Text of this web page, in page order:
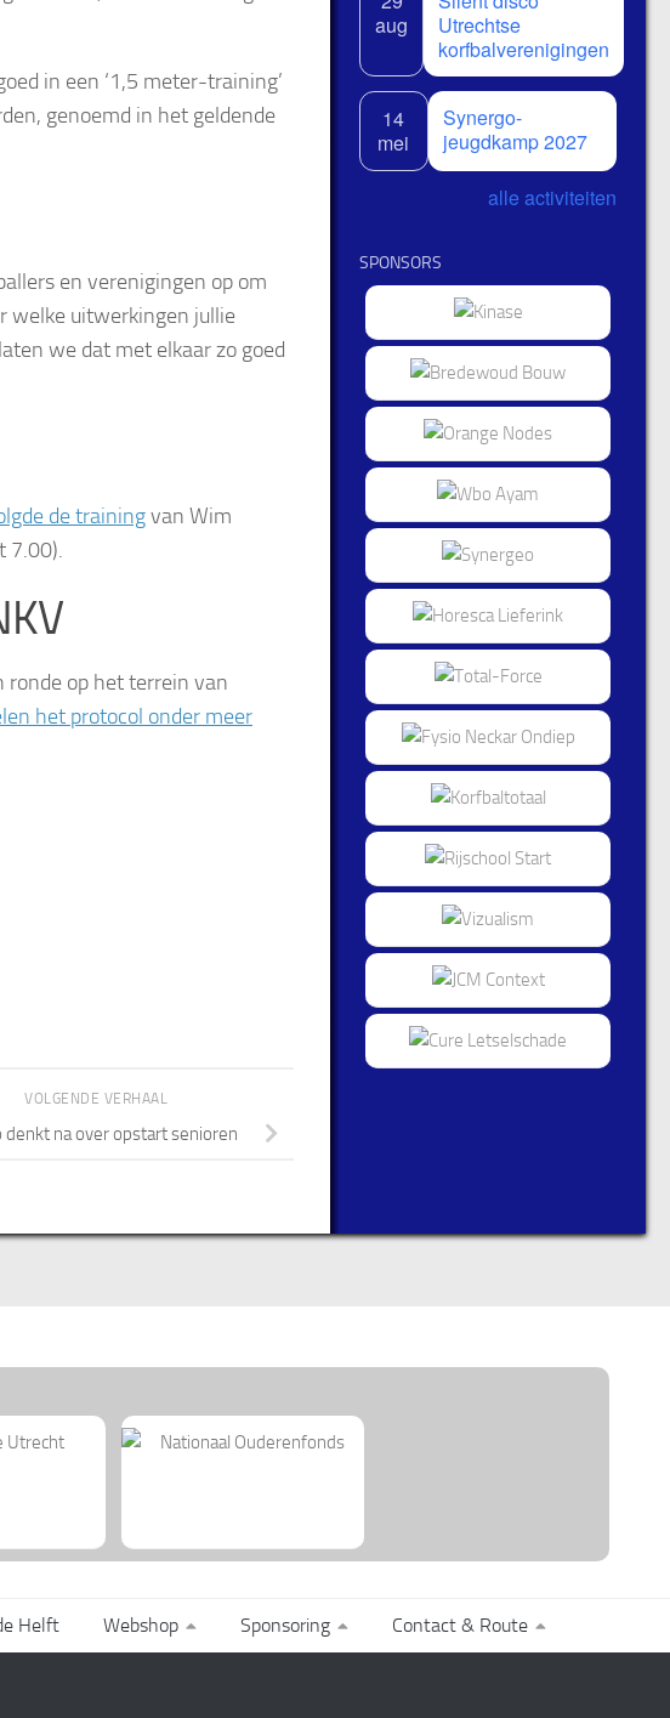
in een ‘1,5 meter-training’
genoemd in het geldende
en verenigingen op om
welke uitwerkingen jullie
we dat met elkaar zo goed
de trainingvan Wim
7.00).
ronde op het terrein van
het protocol onder meer
VOLGENDE VERHAAL
denkt na over opstart senioren
aug
Utrechtse
korfbalverenigingen
14
mei
Synergo-
jeugdkamp 2027
alle activiteiten
SPONSORS
Helft Webshop Sponsoring Contact & Route